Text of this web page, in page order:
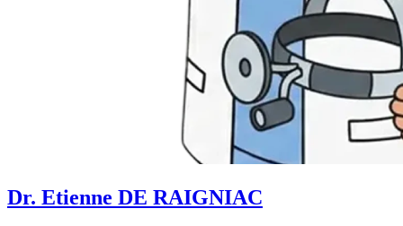
Dr. Etienne DE RAIGNIAC